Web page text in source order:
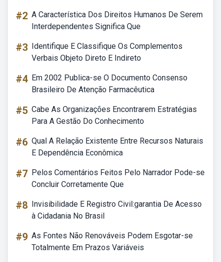
#2 A Característica Dos Direitos Humanos De Serem
Interdependentes Significa Que
#3 Identifique E Classifique Os Complementos
Verbais Objeto Direto E Indireto
#4 Em 2002 Publica-se O Documento Consenso
Brasileiro De Atenção Farmacêutica
#5 Cabe As Organizações Encontrarem Estratégias
Para A Gestão Do Conhecimento
#6 Qual A Relação Existente Entre Recursos Naturais
E Dependência Econômica
#7 Pelos Comentários Feitos Pelo Narrador Pode-se
Concluir Corretamente Que
#8 Invisibilidade E Registro Civil:garantia De Acesso
à Cidadania No Brasil
#9 As Fontes Não Renováveis Podem Esgotar-se
Totalmente Em Prazos Variáveis